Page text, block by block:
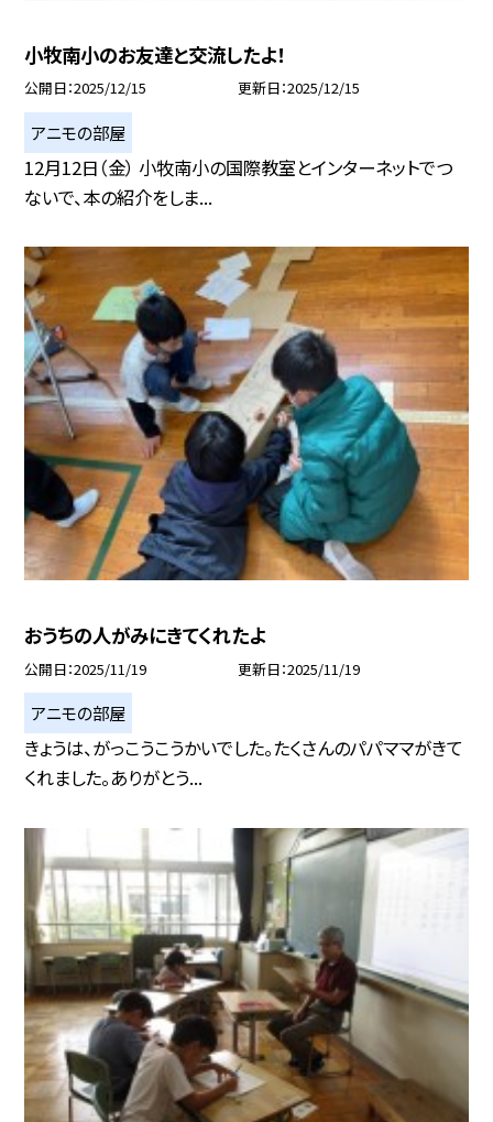
小牧南小のお友達と交流したよ！
公開日 2025/12/15 更新日 2025/12/15
アニモの部屋
12月12日（金） 小牧南小の国際教室とインターネットでつ
ないで、本の紹介をしま...
おうちの人がみにきてくれたよ
公開日 2025/11/19 更新日 2025/11/19
アニモの部屋
きょうは、がっこうこうかいでした。たくさんのパパママがきて
くれました。ありがとう...